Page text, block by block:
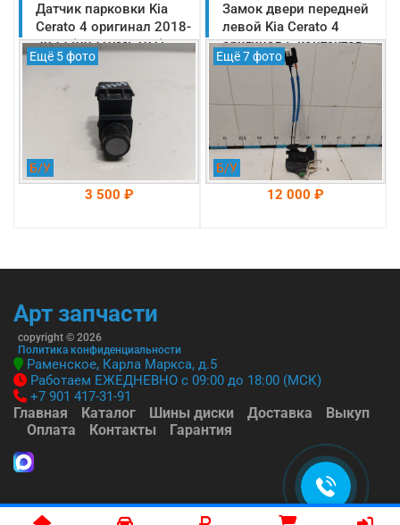
На складе: Раменское
-->
На складе: Раменское
-->
Датчик парковки Kia
Cerato 4 оригинал 2018-
2022 (99310M6101)
Ещё 5 фото
Б/У
3 500 ₽
-->
Замок двери передней
левой Kia Cerato 4
оригинал 5 контактов
2018-2022
(81310M6020)
Ещё 7 фото
Б/У
12 000 ₽
-->
Арт запчасти
copyright © 2026
Политика конфиденциальности
Раменское, Карла Маркса, д.5
Работаем ЕЖЕДНЕВНО с 09:00 до 18:00 (МСК)
+7 901 417-31-91
Главная Каталог Шины диски Доставка
Выкуп
Оплата
Контакты Гарантия